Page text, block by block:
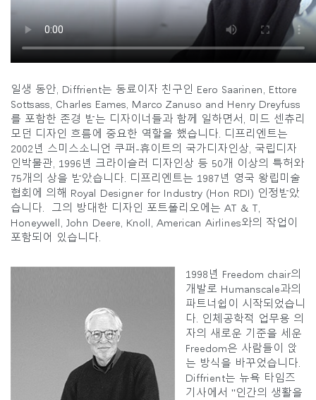
일생 동안, Diffrient는 동료이자 친구인 Eero Saarinen, Ettore
Sottsass, Charles Eames, Marco Zanuso and Henry Dreyfuss
를 포함한 존경 받는 디자이너들과 함께 일하면서, 미드 센츄리
모던 디자인 흐름에 중요한 역할을 했습니다. 디프리엔트는
2002년 스미스소니언 쿠퍼-휴이트의 국가디자인상, 국립디자
인박물관, 1996년 크라이슬러 디자인상 등 50개 이상의 특허와
75개의 상을 받았습니다. 디프리엔트는 1987년 영국 왕립미술
협회에 의해 Royal Designer for Industry (Hon RDI) 인정받았
습니다. 그의 방대한 디자인 포트폴리오에는 AT & T,
Honeywell, John Deere, Knoll, American Airlines와의 작업이
포함되어 있습니다.
1998년 Freedom chair의
개발로 Humanscale과의
파트너쉽이 시작되었습니
다. 인체공학적 업무용 의
자의 새로운 기준을 세운
Freedom은 사람들이 앉
는 방식을 바꾸었습니다.
Diffrient는 뉴욕 타임즈
기사에서 "인간의 생활을